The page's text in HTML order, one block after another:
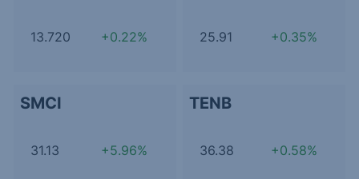
13.720 +0.22% 25.91 +0.35%
SMCI
31.13 +5.96%
TENB
36.38 +0.58%